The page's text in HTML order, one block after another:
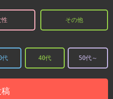
性 その他
代 40代 50代～